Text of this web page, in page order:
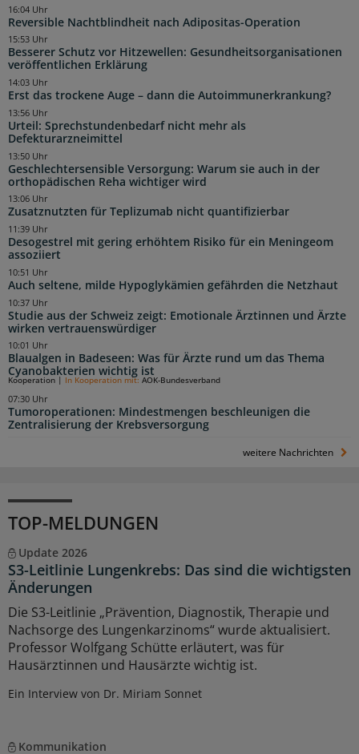
Reversible Nachtblindheit nach Adipositas-Operation
16:04 Uhr
Besserer Schutz vor Hitzewellen: Gesundheitsorganisationen
veröffentlichen Erklärung
15:53 Uhr
Erst das trockene Auge – dann die Autoimmunerkrankung?
14:03 Uhr
Urteil: Sprechstundenbedarf nicht mehr als
Defekturarzneimittel
13:56 Uhr
Geschlechtersensible Versorgung: Warum sie auch in der
orthopädischen Reha wichtiger wird
13:50 Uhr
Zusatznutzten für Teplizumab nicht quantifizierbar
13:06 Uhr
Desogestrel mit gering erhöhtem Risiko für ein Meningeom
assoziiert
11:39 Uhr
Auch seltene, milde Hypoglykämien gefährden die Netzhaut
10:51 Uhr
Studie aus der Schweiz zeigt: Emotionale Ärztinnen und Ärzte
wirken vertrauenswürdiger
10:37 Uhr
Blaualgen in Badeseen: Was für Ärzte rund um das Thema
Cyanobakterien wichtig ist
10:01 Uhr
Tumoroperationen: Mindestmengen beschleunigen die
Zentralisierung der Krebsversorgung
Kooperation In Kooperation mit: AOK-Bundesverband
07:30 Uhr
weitere Nachrichten
TOP-MELDUNGEN
Update 2026
S3-Leitlinie Lungenkrebs: Das sind die wichtigsten
Änderungen
Die S3-Leitlinie „Prävention, Diagnostik, Therapie und
Nachsorge des Lungenkarzinoms“ wurde aktualisiert.
Professor Wolfgang Schütte erläutert, was für
Hausärztinnen und Hausärzte wichtig ist.
Ein Interview von Dr. Miriam Sonnet
Kommunikation